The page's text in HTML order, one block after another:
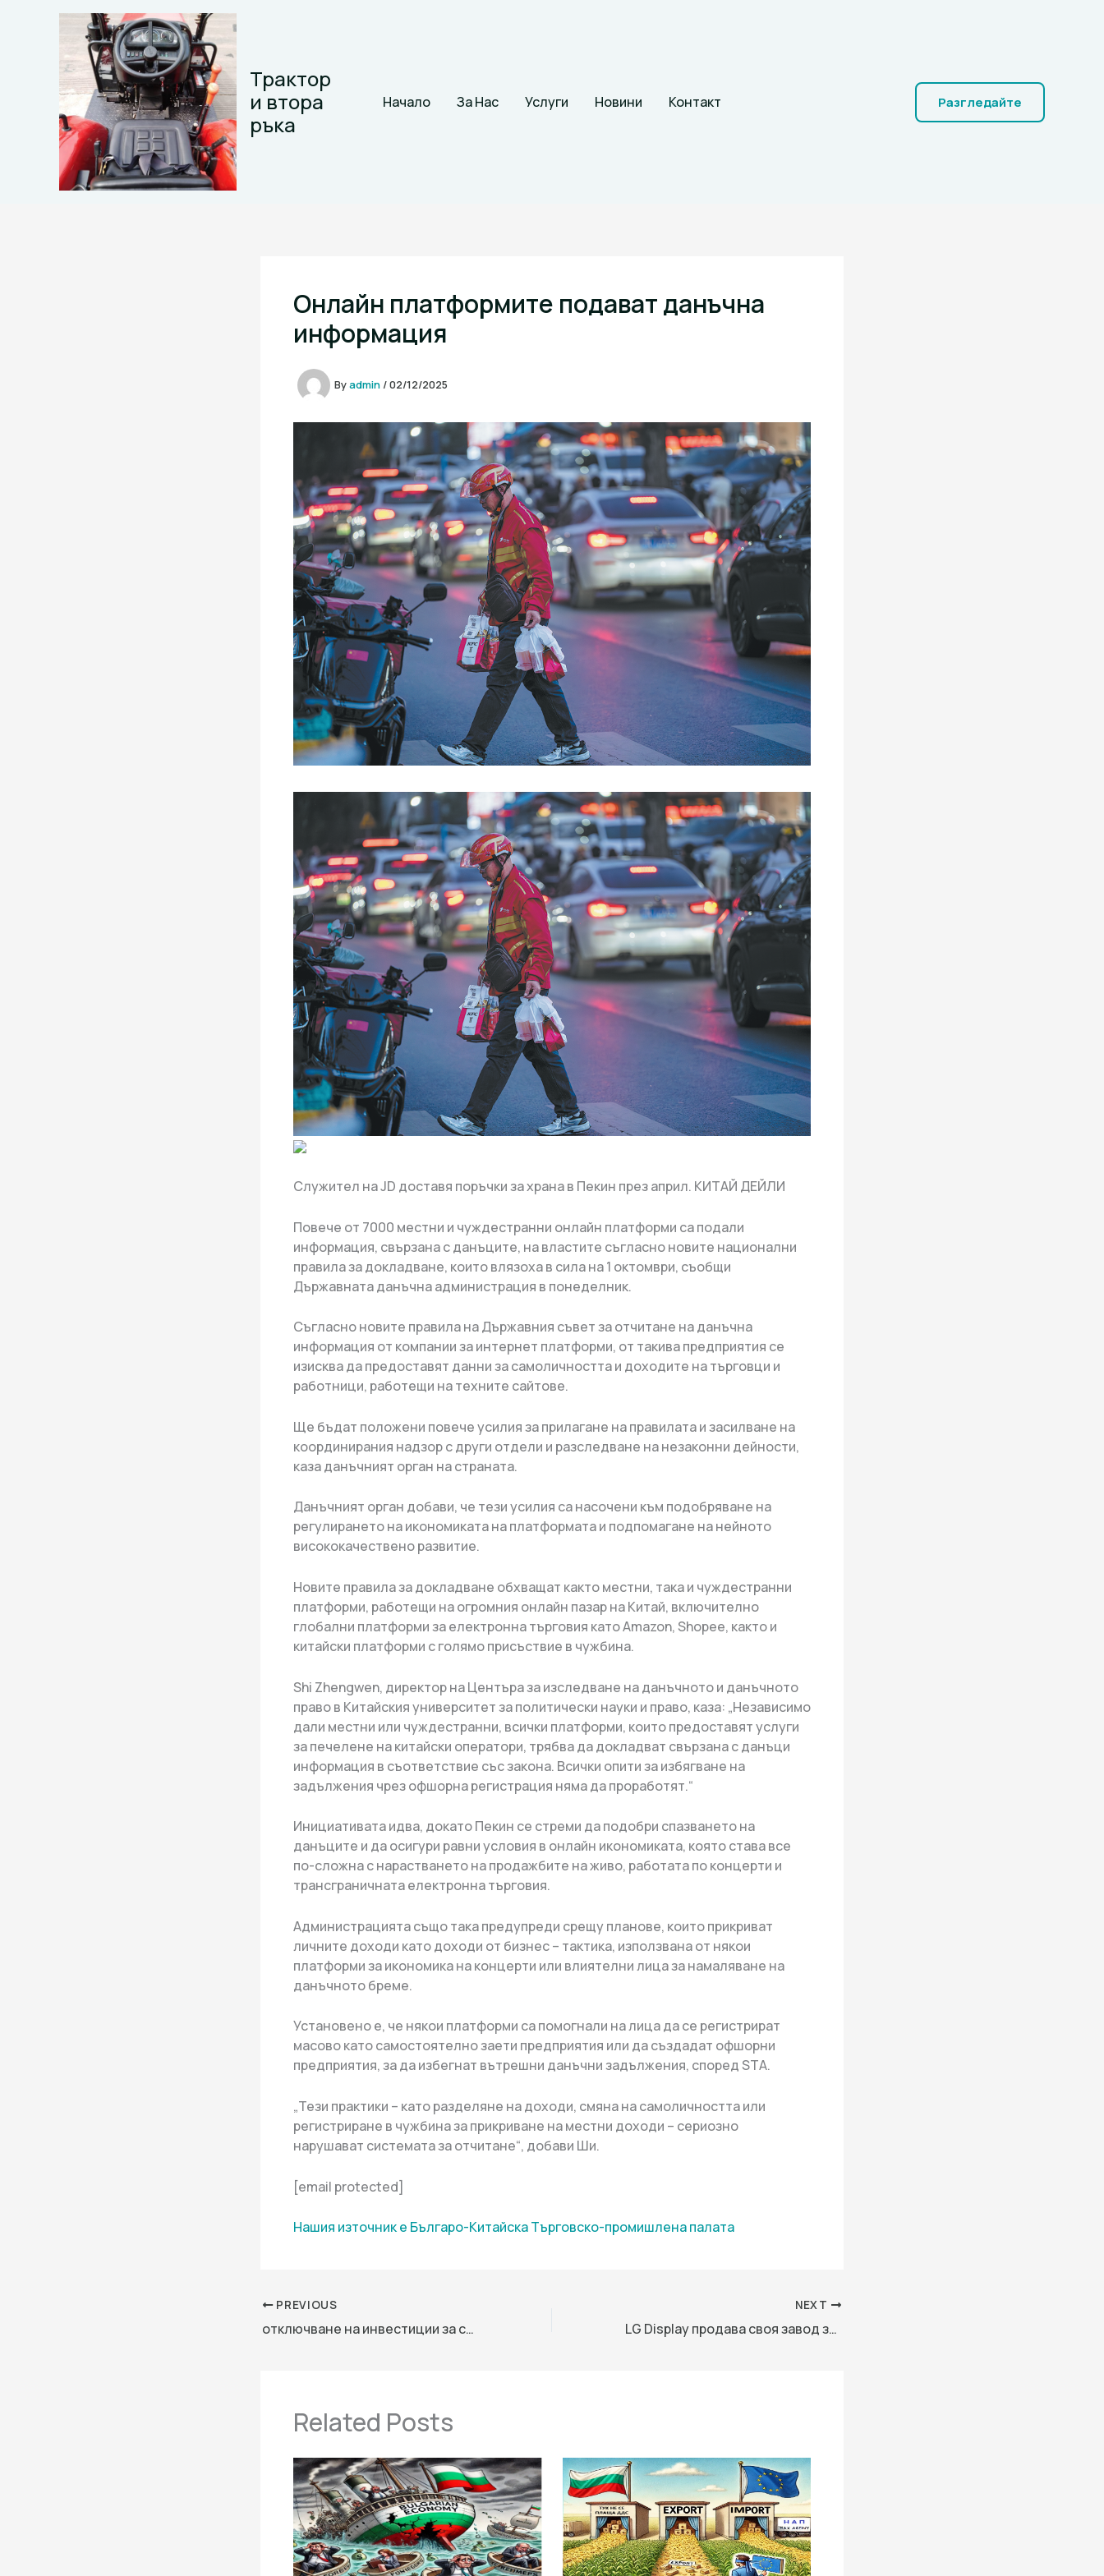
Трактор
и втора
ръка
Начало За Нас Услуги Новини Контакт Разгледайте
Онлайн платформите подават данъчна
информация
Byadmin /02/12/2025
Служител на JD доставя поръчки за храна в Пекин през април. КИТАЙ ДЕЙЛИ
Повече от 7000 местни и чуждестранни онлайн платформи са подали
информация, свързана с данъците, на властите съгласно новите национални
правила за докладване, които влязоха в сила на 1 октомври, съобщи
Държавната данъчна администрация в понеделник.
Съгласно новите правила на Държавния съвет за отчитане на данъчна
информация от компании за интернет платформи, от такива предприятия се
изисква да предоставят данни за самоличността и доходите на търговци и
работници, работещи на техните сайтове.
Ще бъдат положени повече усилия за прилагане на правилата и засилване на
координирания надзор с други отдели и разследване на незаконни дейности,
каза данъчният орган на страната.
Данъчният орган добави, че тези усилия са насочени към подобряване на
регулирането на икономиката на платформата и подпомагане на нейното
висококачествено развитие.
Новите правила за докладване обхващат както местни, така и чуждестранни
платформи, работещи на огромния онлайн пазар на Китай, включително
глобални платформи за електронна търговия като Amazon, Shopee, както и
китайски платформи с голямо присъствие в чужбина.
Shi Zhengwen, директор на Центъра за изследване на данъчното и данъчното
право в Китайския университет за политически науки и право, каза: „Независимо
дали местни или чуждестранни, всички платформи, които предоставят услуги
за печелене на китайски оператори, трябва да докладват свързана с данъци
информация в съответствие със закона. Всички опити за избягване на
задължения чрез офшорна регистрация няма да проработят.“
Инициативата идва, докато Пекин се стреми да подобри спазването на
данъците и да осигури равни условия в онлайн икономиката, която става все
по-сложна с нарастването на продажбите на живо, работата по концерти и
трансграничната електронна търговия.
Администрацията също така предупреди срещу планове, които прикриват
личните доходи като доходи от бизнес – тактика, използвана от някои
платформи за икономика на концерти или влиятелни лица за намаляване на
данъчното бреме.
Установено е, че някои платформи са помогнали на лица да се регистрират
масово като самостоятелно заети предприятия или да създадат офшорни
предприятия, за да избегнат вътрешни данъчни задължения, според STA.
„Тези практики – като разделяне на доходи, смяна на самоличността или
регистриране в чужбина за прикриване на местни доходи – сериозно
нарушават системата за отчитане“, добави Ши.
[email protected]
Нашия източник е Българо-Китайска Търговско-промишлена палaта
PREVIOUS
отключване на инвестиции за следващото поколение фермери в Европа
NEXT
LG Display продава своя завод за LCD панели в Гуанджоу на TCL за $1,54 милиарда · TechNode
Related Posts